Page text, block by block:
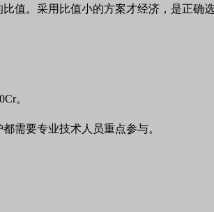
值。采用比值小的方案才经济，是正确
。
需要专业技术人员重点参与。